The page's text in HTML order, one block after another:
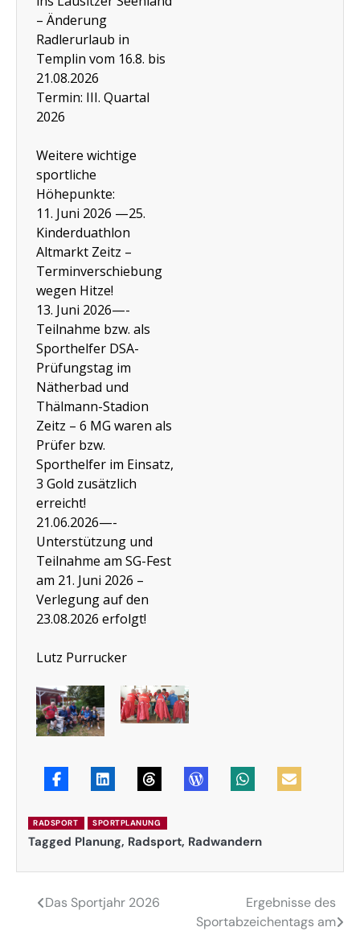
– Änderung
Radlerurlaub in
Templin vom 16.8. bis
21.08.2026
Termin: III. Quartal
2026
Weitere wichtige
sportliche
Höhepunkte:
11. Juni 2026 —25.
Kinderduathlon
Altmarkt Zeitz –
Terminverschiebung
wegen Hitze!
13. Juni 2026—-
Teilnahme bzw. als
Sporthelfer DSA-
Prüfungstag im
Nätherbad und
Thälmann-Stadion
Zeitz – 6 MG waren als
Prüfer bzw.
Sporthelfer im Einsatz,
3 Gold zusätzlich
erreicht!
21.06.2026—-
Unterstützung und
Teilnahme am SG-Fest
am 21. Juni 2026 –
Verlegung auf den
23.08.2026 erfolgt!
Lutz Purrucker
RADSPORT SPORTPLANUNG
Tagged Planung, Radsport, Radwandern
Das Sportjahr 2026
Ergebnisse des
Sportabzeichentags am